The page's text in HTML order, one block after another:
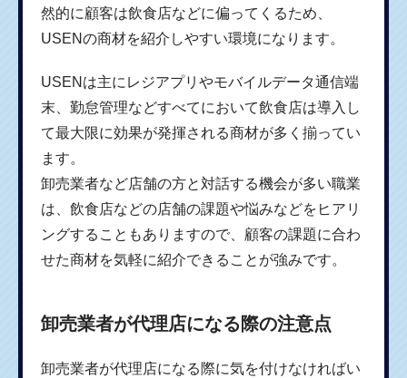
然的に顧客は飲食店などに偏ってくるため、
USENの商材を紹介しやすい環境になります。
USENは主にレジアプリやモバイルデータ通信端
末、勤怠管理などすべてにおいて飲食店は導入し
て最大限に効果が発揮される商材が多く揃ってい
ます。
卸売業者など店舗の方と対話する機会が多い職業
は、飲食店などの店舗の課題や悩みなどをヒアリ
ングすることもありますので、顧客の課題に合わ
せた商材を気軽に紹介できることが強みです。
卸売業者が代理店になる際の注意点
卸売業者が代理店になる際に気を付けなければい